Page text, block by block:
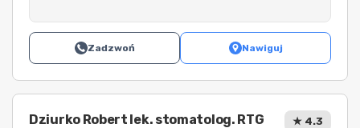
Zadzwoń Nawiguj
Dziurko Robert lek. stomatolog. RTG
★ 4.3